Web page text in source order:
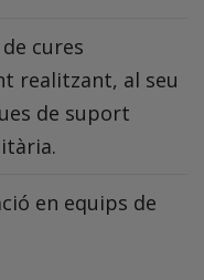
cures
realitzant, al seu
de suport
en equips de